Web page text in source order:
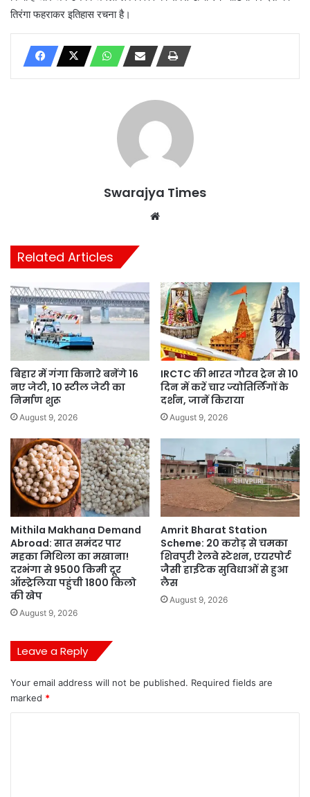
तिरंगा फहराकर इतिहास रचना है।
Swarajya Times
Related Articles
बिहार में गंगा किनारे बनेंगे 16
नए जेटी, 10 स्टील जेटी का
निर्माण शुरू
August 9, 2026
IRCTC की भारत गौरव ट्रेन से 10
दिन में करें चार ज्योतिर्लिंगों के
दर्शन, जानें किराया
August 9, 2026
Mithila Makhana Demand
Abroad: सात समंदर पार
महका मिथिला का मखाना!
दरभंगा से 9500 किमी दूर
ऑस्ट्रेलिया पहुंची 1800 किलो
की खेप
August 9, 2026
Amrit Bharat Station
Scheme: 20 करोड़ से चमका
शिवपुरी रेलवे स्टेशन, एयरपोर्ट
जैसी हाईटेक सुविधाओं से हुआ
लैस
August 9, 2026
Leave a Reply
Your email address will not be published. Required fields are
marked *